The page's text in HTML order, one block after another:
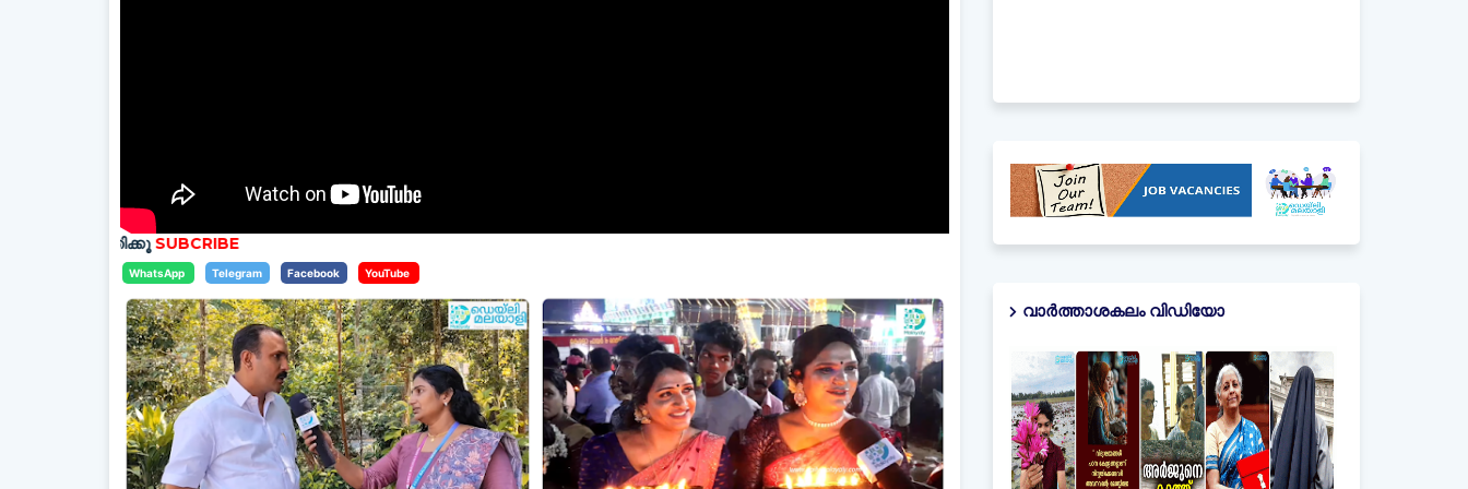
SUBCRIBE
WhatsApp Telegram Facebook YouTube
വാർത്താശകലം വിഡിയോ